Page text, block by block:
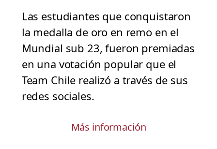
Las estudiantes que conquistaron
la medalla de oro en remo en el
Mundial sub 23, fueron premiadas
en una votación popular que el
Team Chile realizó a través de sus
redes sociales.
Más información